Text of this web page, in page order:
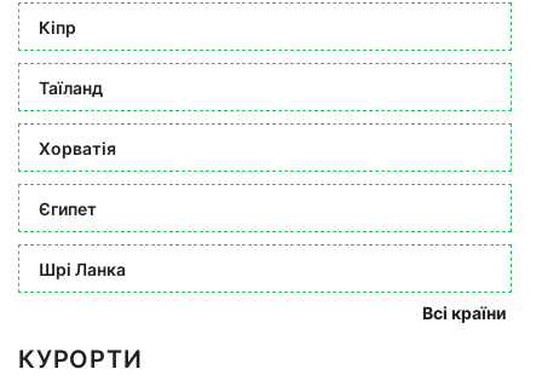
Кіпр
Таїланд
Хорватія
Єгипет
Шрі Ланка
Всі країни
КУРОРТИ